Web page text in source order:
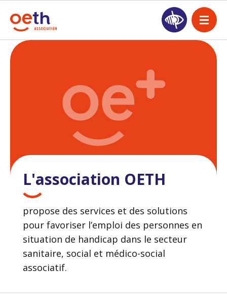
L'association OETH
propose des services et des solutions
pour favoriser l’emploi des personnes en
situation de handicap dans le secteur
sanitaire, social et médico-social
associatif.